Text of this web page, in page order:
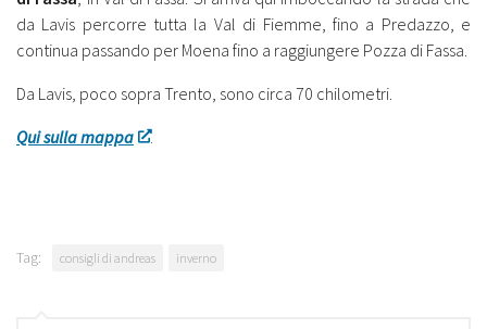
da Lavis percorre tutta la Val di Fiemme, fino a Predazzo, e
continua passando per Moena fino a raggiungere Pozza di Fassa.
Da Lavis, poco sopra Trento, sono circa 70 chilometri.
Qui sulla mappa
Tag: consigli di andreas inverno